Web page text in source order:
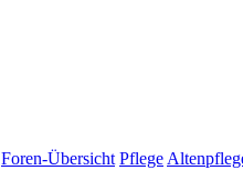
Foren-Übersicht Pflege